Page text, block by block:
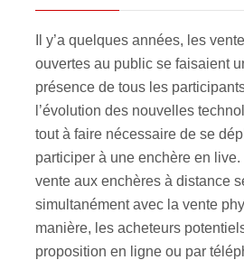
Il y’a quelques années, les
ouvertes au public se faisaient
présence de tous les
l’évolution des nouvelles
tout à faire nécessaire de se
participer à une enchère en
vente aux enchères à distance
simultanément avec la vente
manière, les acheteurs
proposition en ligne ou par